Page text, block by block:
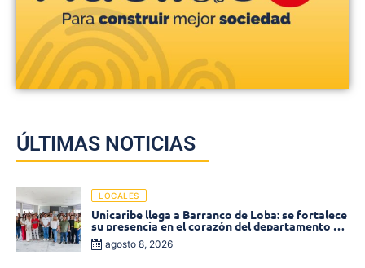
ÚLTIMAS NOTICIAS
LOCALES
Unicaribe llega a Barranco de Loba: se fortalece
su presencia en el corazón del departamento de
Bolívar
agosto 8, 2026